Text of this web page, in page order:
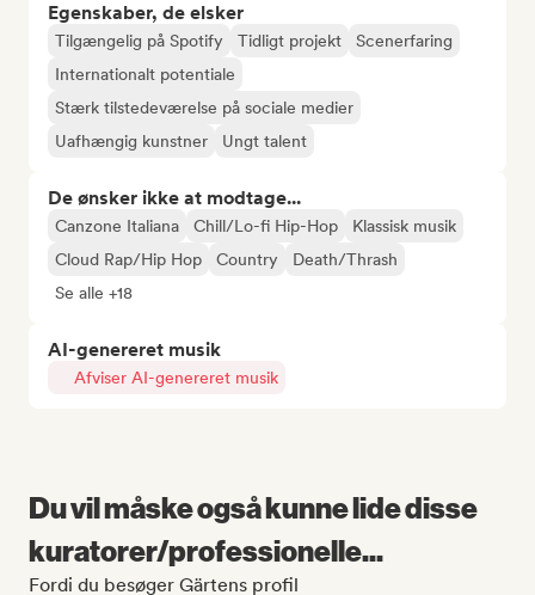
Egenskaber, de elsker
Tilgængelig på Spotify Tidligt projekt
Scenerfaring
Internationalt potentiale
Stærk tilstedeværelse på sociale medier
Uafhængig kunstner
Ungt talent
De ønsker ikke at modtage...
Canzone Italiana Chill/Lo-fi Hip-Hop
Klassisk musik
Cloud Rap/Hip Hop
Country
Death/Thrash
Se alle +18
AI-genereret musik
Afviser AI-genereret musik
Du vil måske også kunne lide disse
kuratorer/professionelle...
Fordi du besøger Gärtens profil